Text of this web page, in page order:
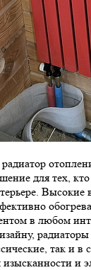
для тех,
Высокие
в любом
радиаторы
так и в
и